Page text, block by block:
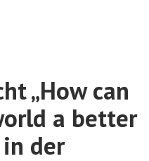
„How can
a better
der